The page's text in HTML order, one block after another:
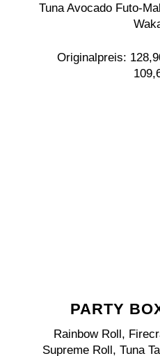
Tuna Avocado Futo-
Originalpreis:
PARTY
Rainbow Roll,
Supreme Roll, Tuna